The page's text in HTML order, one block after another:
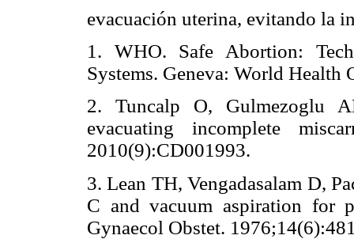
evacuación uterina, evitando la
1. WHO. Safe Abortion:
Systems. Geneva: World Health
2. Tuncalp O, Gulmezoglu
evacuating incomplete
2010(9):CD001993.
3. Lean TH, Vengadasalam D,
C and vacuum aspiration for
Gynaecol Obstet.